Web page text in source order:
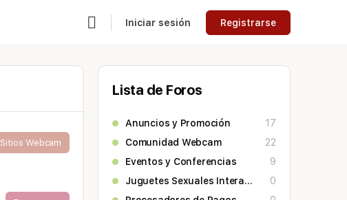
Iniciar sesión Registrarse
Sitios Webcam
Lista de Foros
Anuncios y Promoción
17
Comunidad Webcam
22
Eventos y Conferencias
9
Juguetes Sexuales Interactivos
0